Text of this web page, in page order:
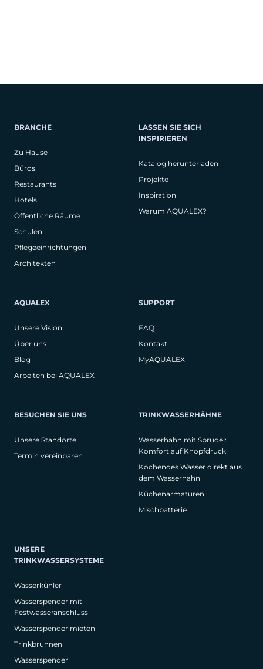
BRANCHE
Zu Hause
Büros
Restaurants
Hotels
Öffentliche Räume
Schulen
Pflegeeinrichtungen
Architekten
LASSEN SIE SICH
INSPIRIEREN
Katalog herunterladen
Projekte
Inspiration
Warum AQUALEX?
AQUALEX
Unsere Vision
Über uns
Blog
Arbeiten bei AQUALEX
SUPPORT
FAQ
Kontakt
MyAQUALEX
BESUCHEN SIE UNS
Unsere Standorte
Termin vereinbaren
TRINKWASSERHÄHNE
Wasserhahn mit Sprudel:
Komfort auf Knopfdruck
Kochendes Wasser direkt aus
dem Wasserhahn
Küchenarmaturen
Mischbatterie
UNSERE
TRINKWASSERSYSTEME
Wasserkühler
Wasserspender mit
Festwasseranschluss
Wasserspender mieten
Trinkbrunnen
Wasserspender